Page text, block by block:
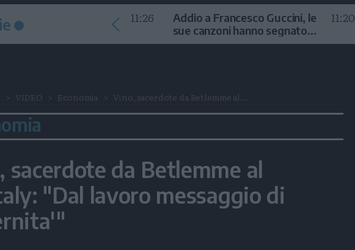
11:26
Addio a Francesco Guccini, le
sue canzoni hanno segnato
la storia
11:20
VIDEO Economia Vino, sacerdote da Betlemme al...
sacerdote da Betlemme al
"Dal lavoro messaggio di